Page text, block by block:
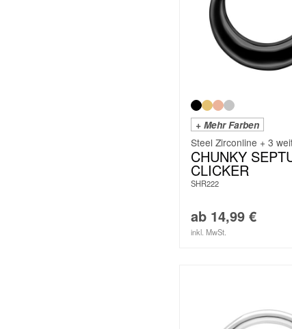
+ Mehr Farben
Steel Zirconline + 3
CHUNKY
CLICKER
SHR222
ab 14,99 €
inkl. MwSt.